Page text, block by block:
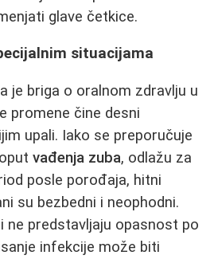
glave četkice.
situacijama
je briga o oralnom zdravlju u
promene čine desni
upali. Iako se preporučuje
vađenja zuba, odlažu za
posle porođaja, hitni
su bezbedni i neophodni.
ne predstavljaju opasnost po
infekcije može biti